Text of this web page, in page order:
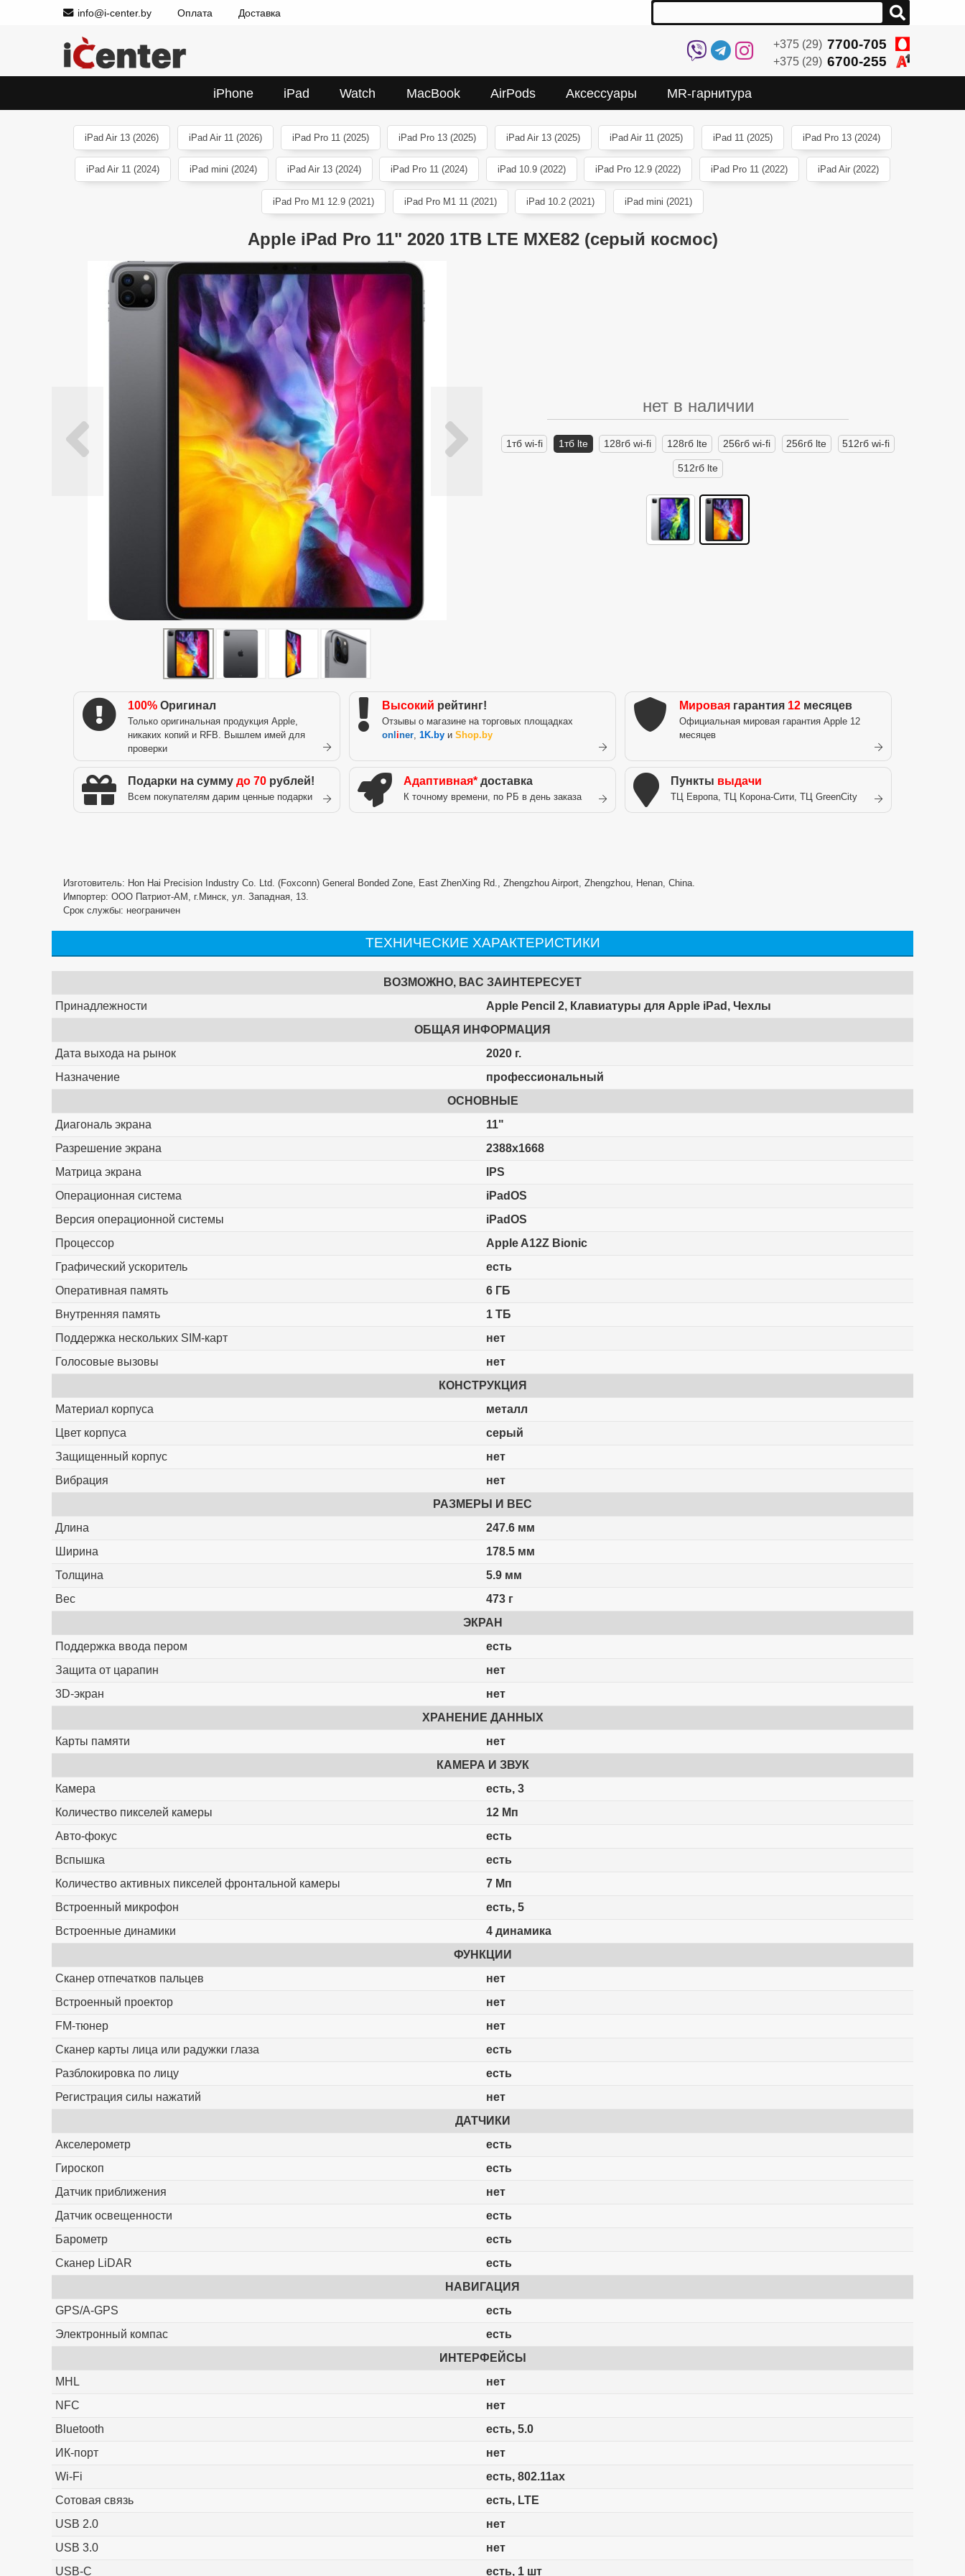
info@i-center.by Оплата Доставка
+375 (29) 7700-705
+375 (29) 6700-255
iPhone iPad Watch MacBook AirPods Аксессуары MR-гарнитура
iPad Air 13 (2026) iPad Air 11 (2026) iPad Pro 11 (2025) iPad Pro 13 (2025) iPad Air 13 (2025) iPad Air 11 (2025) iPad 11 (2025) iPad Pro 13 (2024)
iPad Air 11 (2024) iPad mini (2024) iPad Air 13 (2024) iPad Pro 11 (2024) iPad 10.9 (2022) iPad Pro 12.9 (2022) iPad Pro 11 (2022) iPad Air (2022)
iPad Pro M1 12.9 (2021) iPad Pro M1 11 (2021) iPad 10.2 (2021) iPad mini (2021)
Apple iPad Pro 11" 2020 1TB LTE MXE82 (серый космос)
нет в наличии
1тб wi-fi 1тб lte 128гб wi-fi 128гб lte 256гб wi-fi 256гб lte 512гб wi-fi
512гб lte
100% Оригинал
Только оригинальная продукция Apple,
никаких копий и RFB. Вышлем имей для
проверки
Высокий рейтинг!
Отзывы о магазине на торговых площадках
onl iner 1K.by и Shop.by
Мировая гарантия 12 месяцев
Официальная мировая гарантия Apple 12
месяцев
Подарки на сумму до 70 рублей!
Всем покупателям дарим ценные подарки
Адаптивная* доставка
К точному времени, по РБ в день заказа
Пункты выдачи
ТЦ Европа, ТЦ Корона-Сити, ТЦ GreenCity
Изготовитель: Hon Hai Precision Industry Co. Ltd. (Foxconn) General Bonded Zone, East ZhenXing Rd., Zhengzhou Airport, Zhengzhou, Henan, China.
Импортер: ООО Патриот-АМ, г.Минск, ул. Западная, 13.
Срок службы: неограничен
ТЕХНИЧЕСКИЕ ХАРАКТЕРИСТИКИ
ВОЗМОЖНО, ВАС ЗАИНТЕРЕСУЕТ
Принадлежности
Apple Pencil 2, Клавиатуры для Apple iPad, Чехлы
ОБЩАЯ ИНФОРМАЦИЯ
Дата выхода на рынок
2020 г.
Назначение
профессиональный
ОСНОВНЫЕ
Диагональ экрана
11"
Разрешение экрана
2388x1668
Матрица экрана
IPS
Операционная система
iPadOS
Версия операционной системы
iPadOS
Процессор
Apple A12Z Bionic
Графический ускоритель
есть
Оперативная память
6 ГБ
Внутренняя память
1 ТБ
Поддержка нескольких SIM-карт
нет
Голосовые вызовы
нет
КОНСТРУКЦИЯ
Материал корпуса
металл
Цвет корпуса
серый
Защищенный корпус
нет
Вибрация
нет
РАЗМЕРЫ И ВЕС
Длина
247.6 мм
Ширина
178.5 мм
Толщина
5.9 мм
Вес
473 г
ЭКРАН
Поддержка ввода пером
есть
Защита от царапин
нет
3D-экран
нет
ХРАНЕНИЕ ДАННЫХ
Карты памяти
нет
КАМЕРА И ЗВУК
Камера
есть, 3
Количество пикселей камеры
12 Мп
Авто-фокус
есть
Вспышка
есть
Количество активных пикселей фронтальной камеры
7 Мп
Встроенный микрофон
есть, 5
Встроенные динамики
4 динамика
ФУНКЦИИ
Сканер отпечатков пальцев
нет
Встроенный проектор
нет
FM-тюнер
нет
Сканер карты лица или радужки глаза
есть
Разблокировка по лицу
есть
Регистрация силы нажатий
нет
ДАТЧИКИ
Акселерометр
есть
Гироскоп
есть
Датчик приближения
нет
Датчик освещенности
есть
Барометр
есть
Сканер LiDAR
есть
НАВИГАЦИЯ
GPS/A-GPS
есть
Электронный компас
есть
ИНТЕРФЕЙСЫ
MHL
нет
NFC
нет
Bluetooth
есть, 5.0
ИК-порт
нет
Wi-Fi
есть, 802.11ax
Сотовая связь
есть, LTE
USB 2.0
нет
USB 3.0
нет
USB-C
есть, 1 шт